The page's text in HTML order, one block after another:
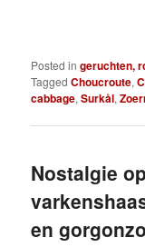
Posted in geruchten,
Tagged Choucroute,
cabbage,Surkål,
Nostalgie
en